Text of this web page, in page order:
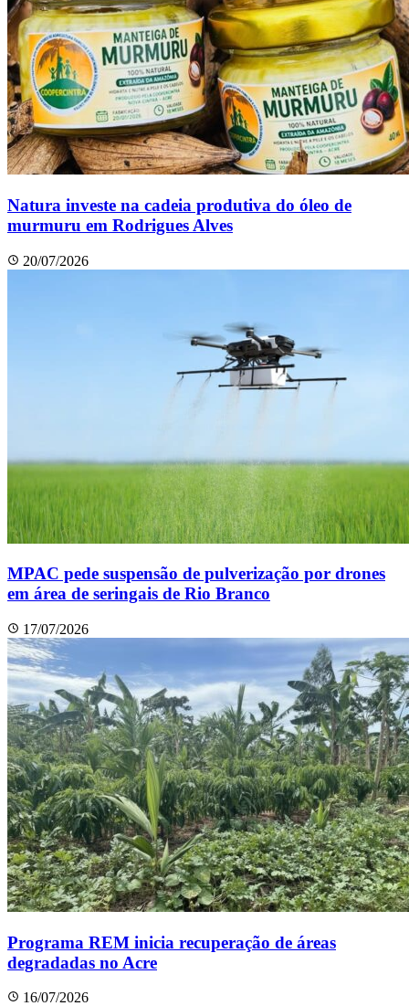
Natura investe na cadeia produtiva do óleo de
murmuru em Rodrigues Alves
20/07/2026
MPAC pede suspensão de pulverização por drones
em área de seringais de Rio Branco
17/07/2026
Programa REM inicia recuperação de áreas
degradadas no Acre
16/07/2026